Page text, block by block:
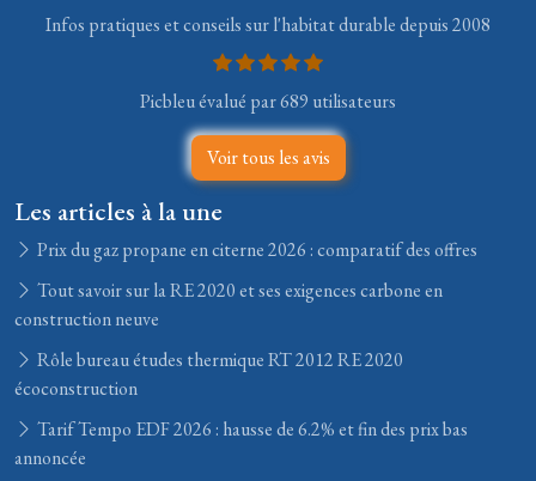
Infos pratiques et conseils sur l'habitat durable depuis 2008
Picbleu évalué par 689 utilisateurs
Voir tous les avis
Les articles à la une
Prix du gaz propane en citerne 2026 : comparatif des offres
Tout savoir sur la RE 2020 et ses exigences carbone en
construction neuve
Rôle bureau études thermique RT 2012 RE 2020
écoconstruction
Tarif Tempo EDF 2026 : hausse de 6.2% et fin des prix bas
annoncée